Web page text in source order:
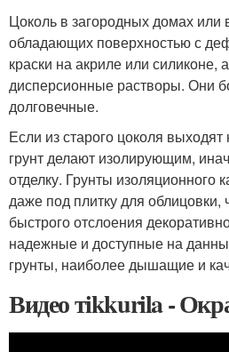
Цоколь в загородных домах или
обладающих поверхностью с
краски на акриле или силиконе,
дисперсионные растворы. Они
долговечные.
Если из старого цоколя
грунт делают изолирующим,
отделку. Грунты изоляционного
даже под плитку для облицовки,
быстрого отслоения
надежные и доступные на
грунты, наиболее дышащие и
Видео тikkurila -